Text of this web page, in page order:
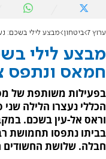
ערוץ 7 ביטחון מבצע לילי בשכם:
מבצע לילי
חמאס ונתפס
בפעילות משותפת של
הכללי נעצרו הלילה
וראס אל-עין בשכם.
בביתו נתפסו תחמושת
חבלה. שלושת החשודים